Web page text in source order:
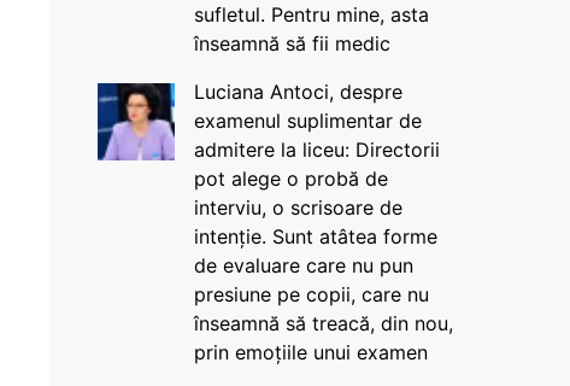
sufletul. Pentru mine, asta
înseamnă să fii medic
Luciana Antoci, despre
examenul suplimentar de
admitere la liceu: Directorii
pot alege o probă de
interviu, o scrisoare de
intenție. Sunt atâtea forme
de evaluare care nu pun
presiune pe copii, care nu
înseamnă să treacă, din nou,
prin emoțiile unui examen